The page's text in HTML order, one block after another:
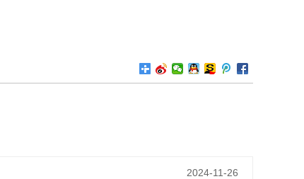
2024-11-26